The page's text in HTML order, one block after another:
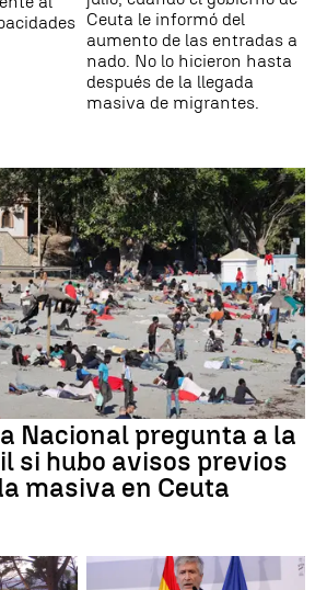
Ceuta le informó del
aumento de las entradas a
nado. No lo hicieron hasta
después de la llegada
masiva de migrantes.
Nacional pregunta a la
si hubo avisos previos
masiva en Ceuta